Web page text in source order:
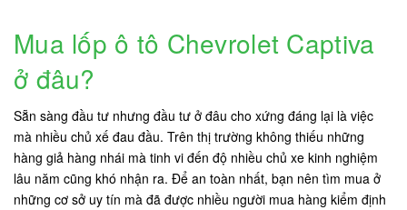
Mua lốp ô tô Chevrolet Captiva
ở đâu?
Sẵn sàng đầu tư nhưng đầu tư ở đâu cho xứng đáng lại là việc
mà nhiều chủ xế đau đầu. Trên thị trường không thiếu những
hàng giả hàng nhái mà tinh vi đến độ nhiều chủ xe kinh nghiệm
lâu năm cũng khó nhận ra. Để an toàn nhất, bạn nên tìm mua ở
những cơ sở uy tín mà đã được nhiều người mua hàng kiểm định